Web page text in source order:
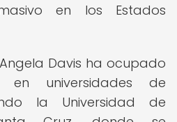
en los Estados
Davis ha ocupado
en universidades de
la Universidad de